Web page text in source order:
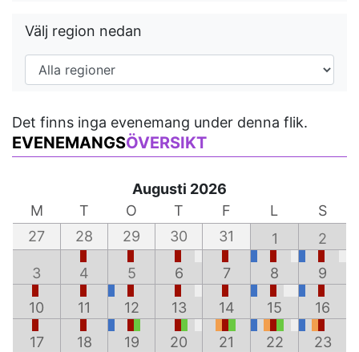
Välj region nedan
Det finns inga evenemang under denna flik.
EVENEMANGSÖVERSIKT
Augusti 2026
M
T O T F L
S
27
28 29 30 31 1 2
3 4 5 6 7 8 9
10 11 12 13 14 15 16
17 18 19 20 21 22 23